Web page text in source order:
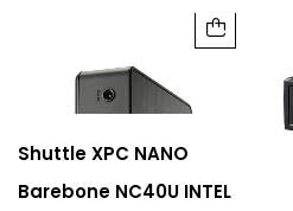
Shuttle XPC NANO
Barebone NC40U INTEL